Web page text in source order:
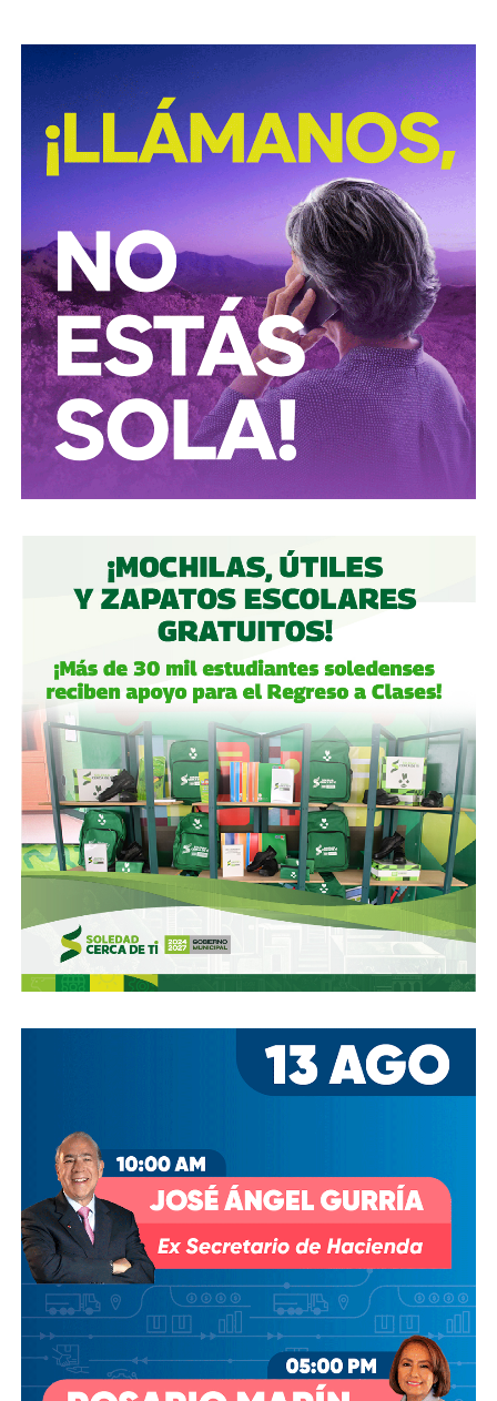
reportaje de investigación para la revistaProceso(15 de
marzo de 2025), con actas de asamblea y registros
públicos, el conglomerado ICA lo controla desde el
rescate financiero de 2016-2018 el financiero
regiomontano David Martínez Guzmán , vía vehículos
de Luxemburgo ligados a su fondo
Fintech Advisory , en
sociedad con
Bernardo Gómez yAlfonso de Angoitia
los dos copresidentes de Grupo Televisa.
La estructura accionaria de ICA Tenedora se ha modificado
con el tiempo: tras la venta a la francesa Vinci, en
diciembre de 2022, de la participación conjunta en Grupo
Aeroportuario Centro Norte (OMA), quedó en30% para
Martínez y 23.95% para cada uno de los dos
ejecutivos de Televisay un 1.2% de Control Empresarial
de Capitales, filial de Grupo Carso de Carlos Slim, es decir,
el propio Slim también tiene una participación minoritaria,
Gómez y De Angoitia han sido por muchos años los
hombre de confianza de Emilio Azcárraga Jean, al
grado que cuando en 2024 este último dio un paso al
costado de la presidencia de Grupo Televisa en medio de
de la FIFA para asegurar los derechos del Mundial, fueron
ellos dos quienes asumieron el puesto de Co-
s.
Su relación con Martínez no se limita a Empresas ICA,
pues desde octubre de 2024 (justo unos días antes del